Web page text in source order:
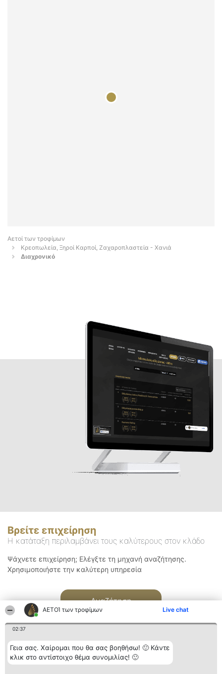
ΑΕΤΟΊ των τροφίμων Live chat
02:37
Γεια σας. Χαίρομαι που θα σας βοηθήσω! 🙂 Κάντε
κλικ στο αντίστοιχο θέμα συνομιλίας! 🙂
Αετοί των τροφίμων
Κρεοπωλεία, Ξηροί Καρποί, Ζαχαροπλαστεία - Χανιά
Διαχρονικό
Βρείτε επιχείρηση
Η κατάταξη περιλαμβάνει τους καλύτερους στον κλάδο
Ψάχνετε επιχείρηση; Ελέγξτε τη μηχανή αναζήτησης.
Χρησιμοποιήστε την καλύτερη υπηρεσία
Αναζήτηση